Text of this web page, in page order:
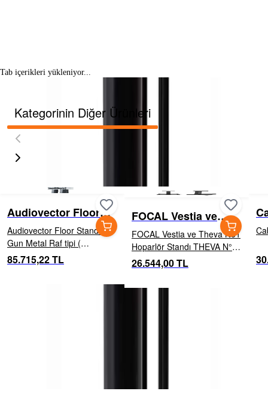
Tab içerikleri yükleniyor...
Kategorinin Diğer Ürünleri
Audiovector Floor
Stand
Audiovector Floor Stand -
Gun Metal Raf tipi (
bookshelf) hoparlörlerimiz,
tam ses potansiyellerine
85.715,22 TL
FOCAL Vestia ve
Theva No1 Hoparlör
Standı
FOCAL Vestia ve Theva No1
Hoparlör Standı THEVA N°1
ve VESTIA N°1 için stand
55cm yükseklikte duran bu
26.544,00 TL